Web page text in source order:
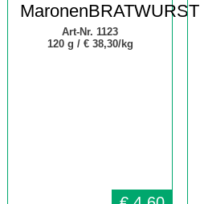
MaronenBRATWURST
Art-Nr. 1123
120 g / € 38,30/kg